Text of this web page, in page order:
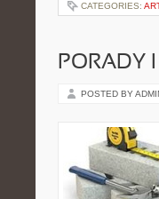
CATEGORIES:
PORADY
POSTED BY